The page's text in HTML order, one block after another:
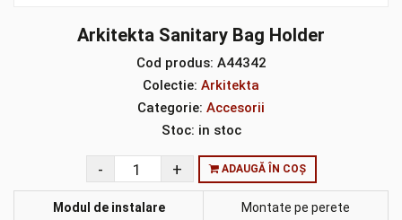
Arkitekta Sanitary Bag Holder
Cod produs: A44342
Colectie: Arkitekta
Categorie: Accesorii
Stoc: in stoc
ADAUGĂ ÎN COȘ
Modul de instalare Montate pe perete